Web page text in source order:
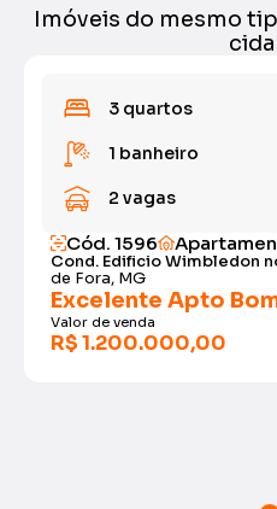
Imóveis do mesmo
3 quartos
1 banheiro
2 vagas
Cód. 1596
Cond. Edificio Wimbledon
de Fora, MG
Excelente Apto
Valor de venda
R$ 1.200.000,00